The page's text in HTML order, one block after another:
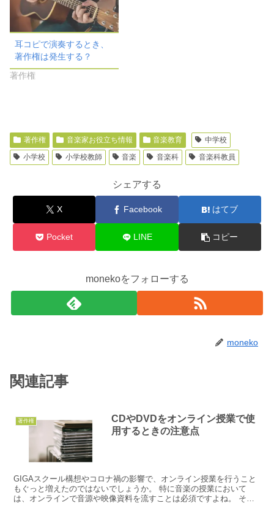
耳コピで演奏するとき、
著作権は発生する？
著作権
著作権 音楽家お役立ち情報 音楽教育
中学校
小学校
小学校教師 音楽 音楽科 音楽科教員
シェアする
X Facebook はてブ
Pocket LINE コピー
monekoをフォローする
moneko
関連記事
著作権
CDやDVDをオンライン授業で使
用するときの注意点
GIGAスクール構想やコロナ禍の影響で、オンライン授業を行うこと
もぐっと増えたのではないでしょうか。 特に音楽の授業において
は、オンラインで音源や映像資料を流すことは必須ですよね。 そこ